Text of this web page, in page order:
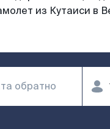
из Кутаиси в